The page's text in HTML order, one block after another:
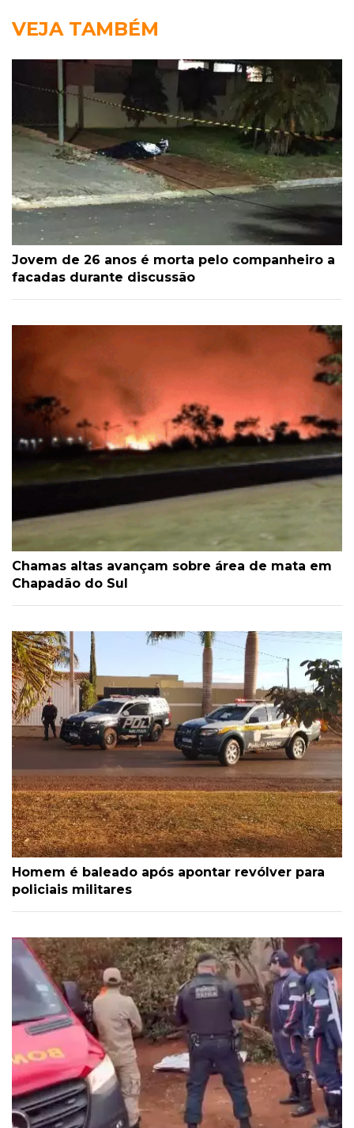
VEJA TAMBÉM
Jovem de 26 anos é morta pelo companheiro a
facadas durante discussão
Chamas altas avançam sobre área de mata em
Chapadão do Sul
Homem é baleado após apontar revólver para
policiais militares